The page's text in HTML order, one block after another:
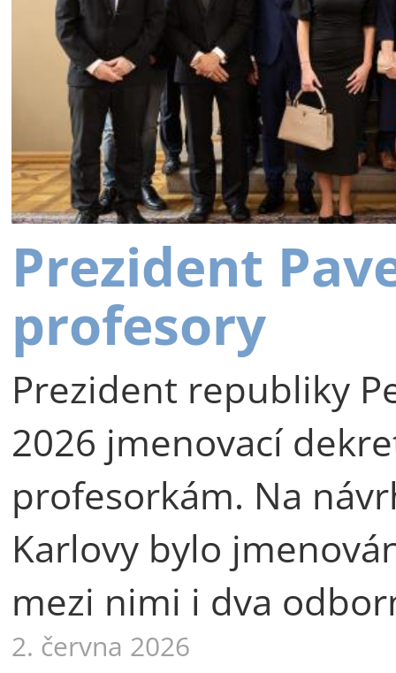
Prezident
profesory
Prezident republiky
2026 jmenovací
profesorkám. Na
Karlovy bylo
mezi nimi i dva
2. června 2026